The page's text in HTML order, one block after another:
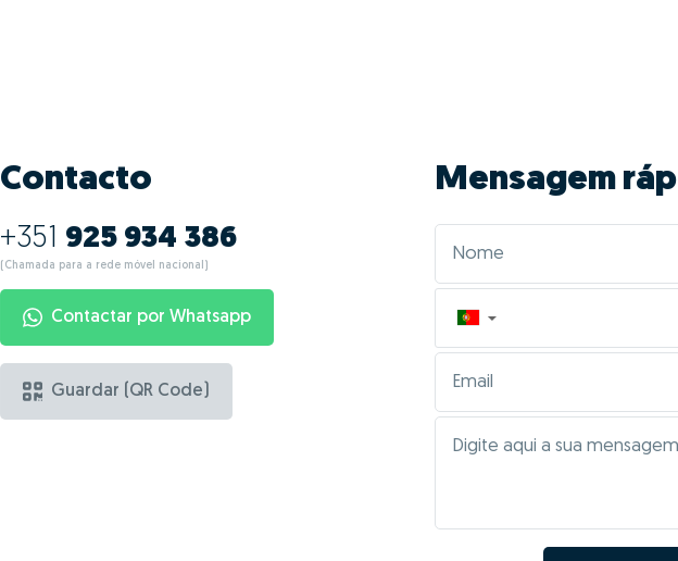
Contacto
+351 925 934 386
(Chamada para a rede móvel nacional)
Contactar por Whatsapp
Guardar (QR Code)
Mensagem
▼